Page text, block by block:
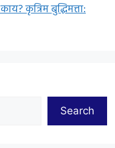
कृत्रिम बुद्धिमत्ता:
Search